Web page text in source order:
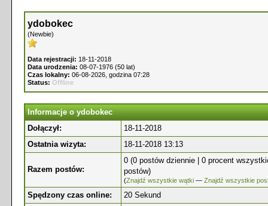
ydobokec
(Newbie)
Data rejestracji: 18-11-2018
Data urodzenia: 08-07-1976 (50 lat)
Czas lokalny: 06-08-2026, godzina 07:28
Status: Offline
Informacje o ydobokec
Dołączył:
18-11-2018
Ostatnia wizyta:
18-11-2018 13:13
Razem postów:
0 (0 postów dziennie | 0 procent
postów)
(Znajdź wszystkie wątki — Znajdź wszystkie
Spędzony czas online:
20 Sekund